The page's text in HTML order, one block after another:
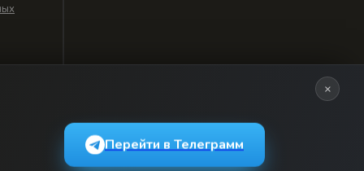
соглашением
×
Перейти в Телеграмм